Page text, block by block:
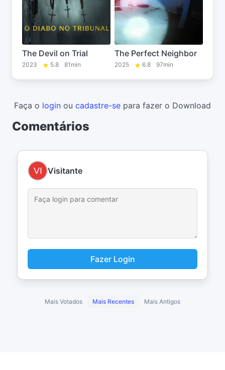
The Devil on Trial
2023 5.8 81min
The Perfect Neighbor
2025 6.8 97min
Faça o login ou cadastre-se para fazer o Download
Comentários
Visitante
Fazer Login
Mais Votados Mais Recentes Mais Antigos